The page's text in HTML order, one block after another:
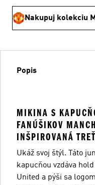
Nakupuj kolekciu
Popis
MIKINA S
FANÚŠIKOV
INŠPIROVANÁ
Ukáž svoj štýl. Táto
kapucňou vzdáva
United a pýši sa